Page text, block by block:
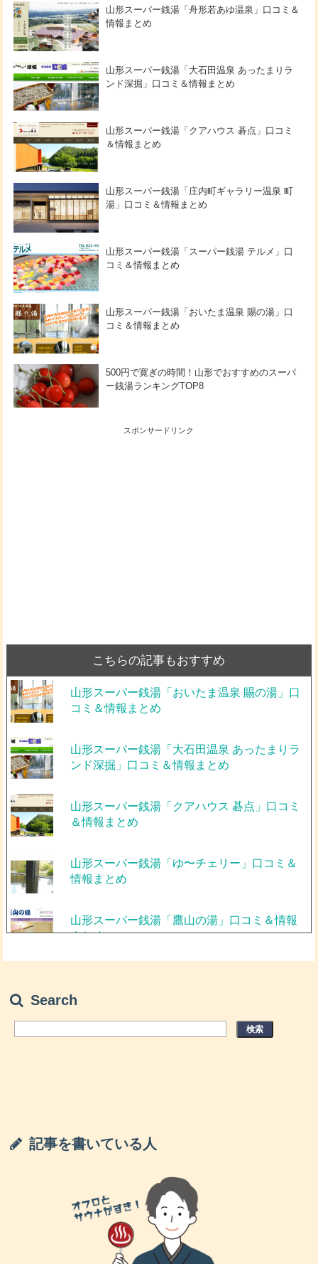
山形スーパー銭湯「舟形若あゆ温泉」口コミ＆
情報まとめ
山形スーパー銭湯「大石田温泉 あったまりラ
ンド深掘」口コミ＆情報まとめ
山形スーパー銭湯「クアハウス 碁点」口コミ
＆情報まとめ
山形スーパー銭湯「庄内町ギャラリー温泉 町
湯」口コミ＆情報まとめ
山形スーパー銭湯「スーパー銭湯 テルメ」口
コミ＆情報まとめ
山形スーパー銭湯「おいたま温泉 賜の湯」口
コミ＆情報まとめ
500円で寛ぎの時間！山形でおすすめのスーパ
ー銭湯ランキングTOP8
スポンサードリンク
こちらの記事もおすすめ
山形スーパー銭湯「おいたま温泉 賜の湯」口
コミ＆情報まとめ
山形スーパー銭湯「大石田温泉 あったまりラ
ンド深掘」口コミ＆情報まとめ
山形スーパー銭湯「クアハウス 碁点」口コミ
＆情報まとめ
山形スーパー銭湯「ゆ〜チェリー」口コミ＆
情報まとめ
山形スーパー銭湯「鷹山の湯」口コミ＆情報
まとめ
湯」口コミ＆情報まとめ
山形スーパー銭湯「スーパー銭湯 テルメ」口
500円で寛ぎの時間！山形でおすすめのスーパ
Search
記事を書いている人